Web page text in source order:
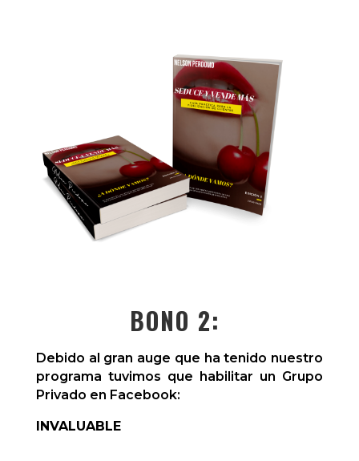
BONO 2:
Debido al gran auge que ha tenido nuestro
programa tuvimos que habilitar un Grupo
Privado en Facebook:
INVALUABLE